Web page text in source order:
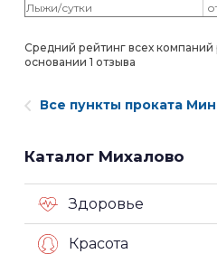
Лыжи/сутки
Средний рейтинг всех компаний
основании 1 отзыва
Все пункты проката
Каталог Михалово
Здоровье
Красота